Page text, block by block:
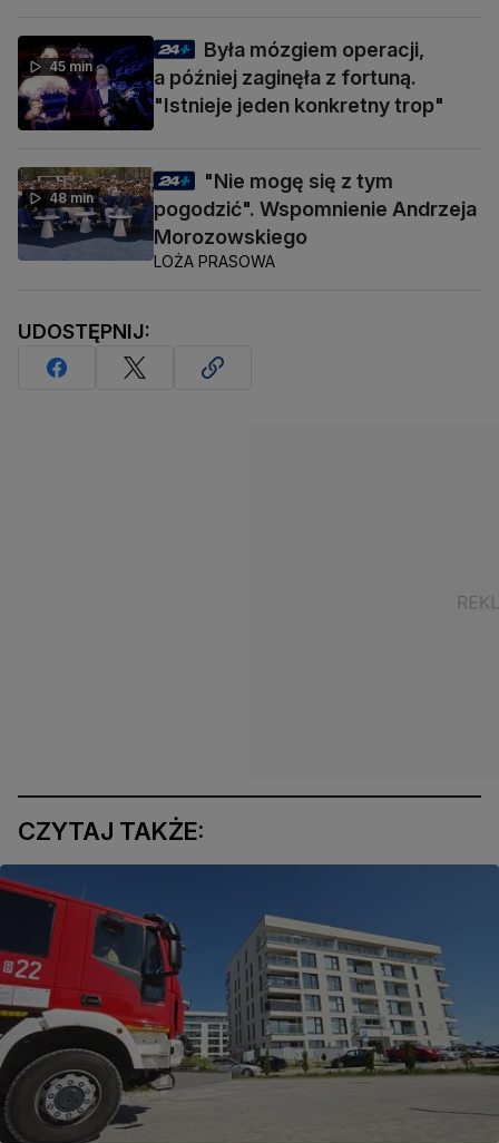
45 min
Była mózgiem operacji,
a później zaginęła z fortuną.
"Istnieje jeden konkretny trop"
48 min
"Nie mogę się z tym
pogodzić". Wspomnienie Andrzeja
Morozowskiego
LOŻA PRASOWA
UDOSTĘPNIJ:
CZYTAJ TAKŻE: